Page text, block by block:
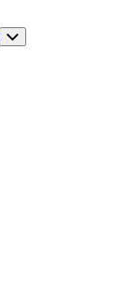
Toggle
Child